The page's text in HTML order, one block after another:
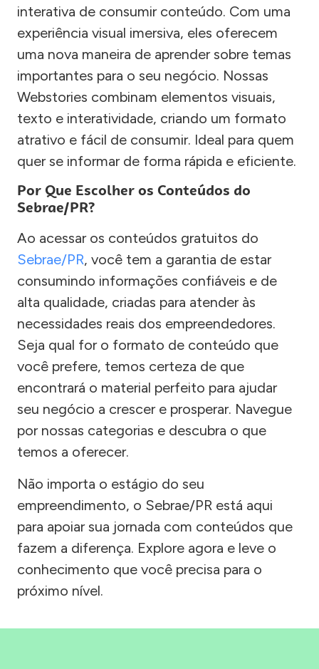
interativa de consumir conteúdo. Com uma
experiência visual imersiva, eles oferecem
uma nova maneira de aprender sobre temas
importantes para o seu negócio. Nossas
Webstories combinam elementos visuais,
texto e interatividade, criando um formato
atrativo e fácil de consumir. Ideal para quem
quer se informar de forma rápida e eficiente.
Por Que Escolher os Conteúdos do
Sebrae/PR?
Ao acessar os conteúdos gratuitos do
Sebrae/PR, você tem a garantia de estar
consumindo informações confiáveis e de
alta qualidade, criadas para atender às
necessidades reais dos empreendedores.
Seja qual for o formato de conteúdo que
você prefere, temos certeza de que
encontrará o material perfeito para ajudar
seu negócio a crescer e prosperar. Navegue
por nossas categorias e descubra o que
temos a oferecer.
Não importa o estágio do seu
empreendimento, o Sebrae/PR está aqui
para apoiar sua jornada com conteúdos que
fazem a diferença. Explore agora e leve o
conhecimento que você precisa para o
próximo nível.